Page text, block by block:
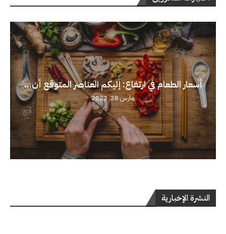
أسعار الطعام في ارتفاع: إليكم العناصر المتوقع أن...
مارس 28, 2022
النشرة الإخبارية